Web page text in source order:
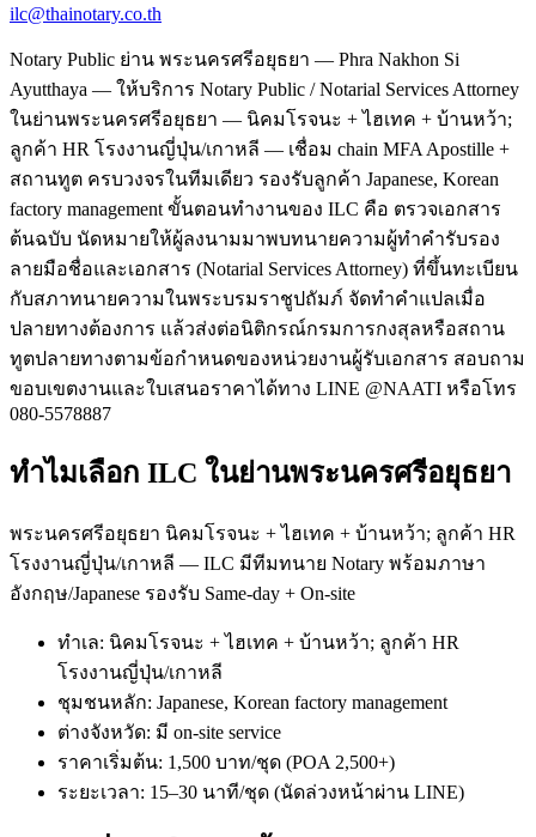
ilc@thainotary.co.th
Notary Public ย่าน พระนครศรีอยุธยา — Phra Nakhon Si
Ayutthaya — ให้บริการ Notary Public / Notarial Services Attorney
ในย่านพระนครศรีอยุธยา — นิคมโรจนะ + ไฮเทค + บ้านหว้า;
ลูกค้า HR โรงงานญี่ปุ่น/เกาหลี — เชื่อม chain MFA Apostille +
สถานทูต ครบวงจรในทีมเดียว รองรับลูกค้า Japanese, Korean
factory management ขั้นตอนทำงานของ ILC คือ ตรวจเอกสาร
ต้นฉบับ นัดหมายให้ผู้ลงนามมาพบทนายความผู้ทำคำรับรอง
ลายมือชื่อและเอกสาร (Notarial Services Attorney) ที่ขึ้นทะเบียน
กับสภาทนายความในพระบรมราชูปถัมภ์ จัดทำคำแปลเมื่อ
ปลายทางต้องการ แล้วส่งต่อนิติกรณ์กรมการกงสุลหรือสถาน
ทูตปลายทางตามข้อกำหนดของหน่วยงานผู้รับเอกสาร สอบถาม
ขอบเขตงานและใบเสนอราคาได้ทาง LINE @NAATI หรือโทร
080-5578887
ทำไมเลือก ILC ในย่านพระนครศรีอยุธยา
พระนครศรีอยุธยา นิคมโรจนะ + ไฮเทค + บ้านหว้า; ลูกค้า HR
โรงงานญี่ปุ่น/เกาหลี — ILC มีทีมทนาย Notary พร้อมภาษา
อังกฤษ/Japanese รองรับ Same-day + On-site
ทำเล: นิคมโรจนะ + ไฮเทค + บ้านหว้า; ลูกค้า HR
โรงงานญี่ปุ่น/เกาหลี
ชุมชนหลัก: Japanese, Korean factory management
ต่างจังหวัด: มี on-site service
ราคาเริ่มต้น: 1,500 บาท/ชุด (POA 2,500+)
ระยะเวลา: 15–30 นาที/ชุด (นัดล่วงหน้าผ่าน LINE)